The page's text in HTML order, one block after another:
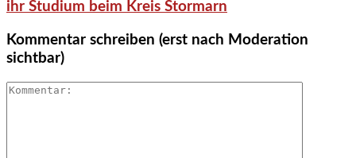
ihr Studium beim Kreis Stormarn
Kommentar schreiben (erst nach Moderation
sichtbar)